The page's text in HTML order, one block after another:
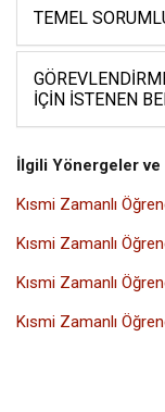
TEMEL
İÇIN İSTENEN
İlgili Yönergeler ve
Kısmi Zamanlı
Kısmi Zamanlı
Kısmi Zamanlı
Kısmi Zamanlı